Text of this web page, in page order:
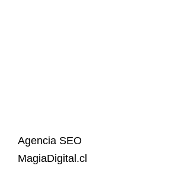
Agencia SEO
MagiaDigital.cl